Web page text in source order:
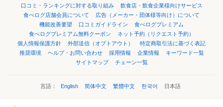
口コミ・ランキングに対する取り組み
飲食店・飲食企業様向けサービス
食べログ店舗会員について
広告（メーカー・団体様等向け）について
機能改善要望
口コミガイドライン
食べログプレミアム
食べログプレミアム無料クーポン
ネット予約（リクエスト予約）
個人情報保護方針
外部送信（オプトアウト）
特定商取引法に基づく表記
推奨環境
ヘルプ・お問い合わせ 採用情報 企業情報
キーワード一覧
サイトマップ
チェーン一覧
言語： English 简体中文 繁體中文 한국어 日本語